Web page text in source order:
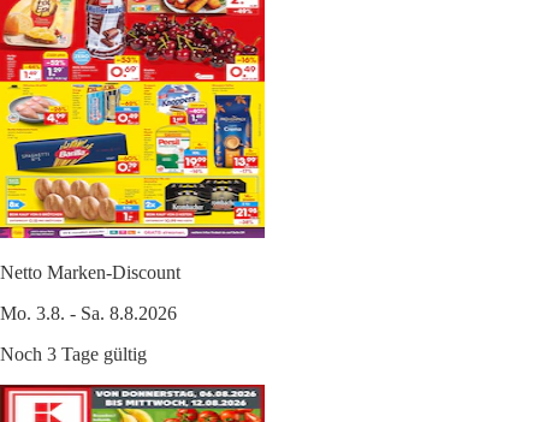
Netto Marken-Discount
Mo. 3.8. - Sa. 8.8.2026
Noch 3 Tage gültig